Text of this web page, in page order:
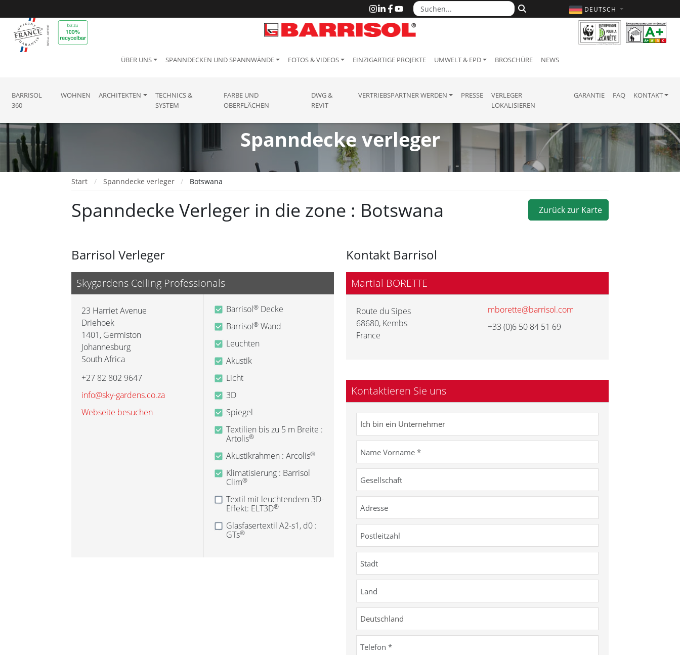
DEUTSCH
ÜBER UNS SPANNDECKEN UND SPANNWÄNDE FOTOS & VIDEOS EINZIGARTIGE PROJEKTE UMWELT & EPD BROSCHÜRE NEWS
BARRISOL
360
WOHNEN ARCHITEKTEN
TECHNICS &
SYSTEM
FARBE UND
OBERFLÄCHEN
DWG &
REVIT
VERTRIEBSPARTNER WERDEN PRESSE
VERLEGER
LOKALISIEREN
GARANTIE FAQ KONTAKT
Spanndecke verleger
Start Spanndecke verleger Botswana
Zurück zur Karte
Spanndecke Verleger in die zone : Botswana
Barrisol Verleger
Skygardens Ceiling Professionals
23 Harriet Avenue
Driehoek
1401, Germiston
Johannesburg
South Africa
+27 82 802 9647
info@sky-gardens.co.za
Webseite besuchen
Barrisol®Decke
Barrisol®Wand
Leuchten
Akustik
Licht
3D
Spiegel
Textilien bis zu 5 m Breite :
Artolis®
Akustikrahmen : Arcolis®
Klimatisierung : Barrisol
Clim®
Textil mit leuchtendem 3D-
Effekt: ELT3D®
Glasfasertextil A2-s1, d0 :
GTs®
Kontakt Barrisol
Martial BORETTE
Route du Sipes
68680, Kembs
France
mborette@barrisol.com
+33 (0)6 50 84 51 69
Kontaktieren Sie uns